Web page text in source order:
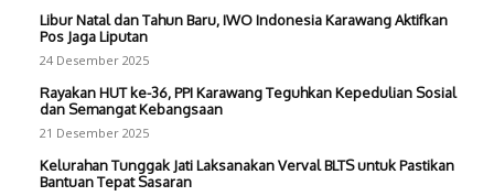
Libur Natal dan Tahun Baru, IWO Indonesia Karawang Aktifkan
Pos Jaga Liputan
24 Desember 2025
Rayakan HUT ke-36, PPI Karawang Teguhkan Kepedulian Sosial
dan Semangat Kebangsaan
21 Desember 2025
Kelurahan Tunggak Jati Laksanakan Verval BLTS untuk Pastikan
Bantuan Tepat Sasaran